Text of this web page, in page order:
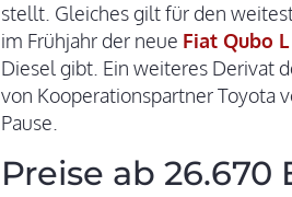
stellt. Gleiches gilt für den
im Frühjahr der neue Fiat Qubo L
Diesel gibt. Ein weiteres Derivat
von Kooperationspartner Toyota
Pause.
Preise ab 26.670